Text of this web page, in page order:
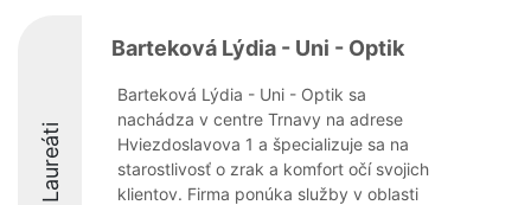
Laureáti
Barteková Lýdia - Uni - Optik
Barteková Lýdia - Uni - Optik sa
nachádza v centre Trnavy na adrese
Hviezdoslavova 1 a špecializuje sa na
starostlivosť o zrak a komfort očí svojich
klientov. Firma ponúka služby v oblasti